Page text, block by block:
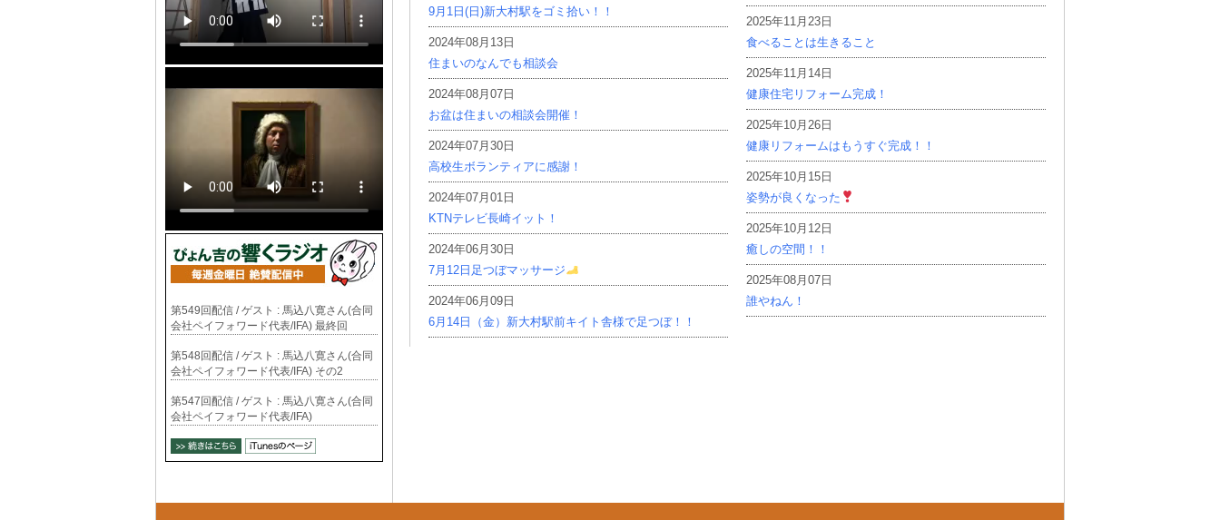
9月1日(日)新大村駅をゴミ拾い！！
2024年08月13日
住まいのなんでも相談会
2024年08月07日
お盆は住まいの相談会開催！
2024年07月30日
高校生ボランティアに感謝！
2024年07月01日
KTNテレビ長崎イット！
2024年06月30日
7月12日足つぼマッサージ
2024年06月09日
6月14日（金）新大村駅前キイト舎様で足つぼ！！
2025年11月23日
食べることは生きること
2025年11月14日
健康住宅リフォーム完成！
2025年10月26日
健康リフォームはもうすぐ完成！！
2025年10月15日
姿勢が良くなった
2025年10月12日
癒しの空間！！
2025年08月07日
誰やねん！
第549回配信 / ゲスト : 馬込八寛さん(合同
会社ペイフォワード代表/IFA) 最終回
第548回配信 / ゲスト : 馬込八寛さん(合同
会社ペイフォワード代表/IFA) その2
第547回配信 / ゲスト : 馬込八寛さん(合同
会社ペイフォワード代表/IFA)